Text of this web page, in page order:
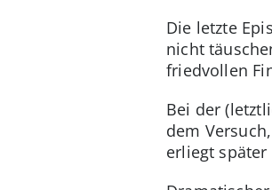
Die letzte
nicht
friedvollen
Bei der
dem
erliegt später